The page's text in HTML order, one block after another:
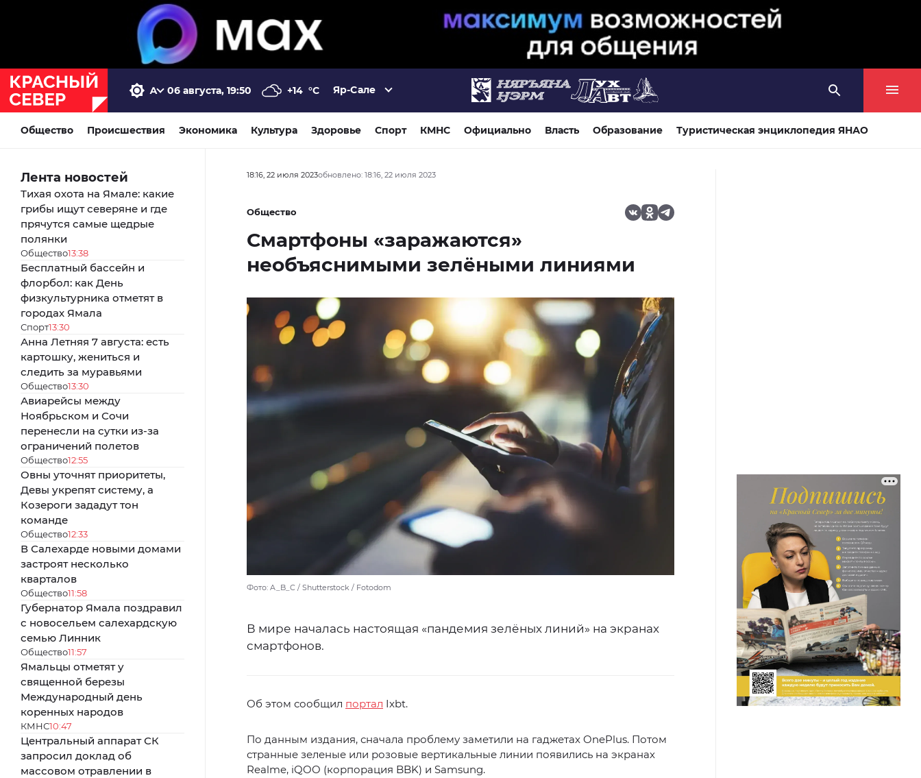
06 августа, 19:50 +14 °C Яр-Сале
Общество Происшествия Экономика Культура Здоровье Спорт КМНС Официально Власть Образование Туристическая энциклопедия ЯНАО
Лента новостей
Тихая охота на Ямале: какие
грибы ищут северяне и где
прячутся самые щедрые
полянки
Общество13:38
Бесплатный бассейн и
флорбол: как День
физкультурника отметят в
городах Ямала
Спорт13:30
Анна Летняя 7 августа: есть
картошку, жениться и
следить за муравьями
Общество13:30
Авиарейсы между
Ноябрьском и Сочи
перенесли на сутки из-за
ограничений полетов
Общество12:55
Овны уточнят приоритеты,
Девы укрепят систему, а
Козероги зададут тон
команде
Общество12:33
В Салехарде новыми домами
застроят несколько
кварталов
Общество11:58
Губернатор Ямала поздравил
с новосельем салехардскую
семью Линник
Общество11:57
Ямальцы отметят у
священной березы
Международный день
коренных народов
КМНС10:47
Центральный аппарат СК
запросил доклад об
массовом отравлении в
18:16, 22 июля 2023обновлено: 18:16, 22 июля 2023
Общество
Смартфоны «заражаются»
необъяснимыми зелёными линиями
Фото: A_B_C / Shutterstock / Fotodom
В мире началась настоящая «пандемия зелёных линий» на экранах
смартфонов.
Об этом сообщил портал Ixbt.
По данным издания, сначала проблему заметили на гаджетах OnePlus. Потом
странные зеленые или розовые вертикальные линии появились на экранах
Realme, iQOO (корпорация BBK) и Samsung.